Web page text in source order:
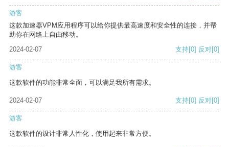
游客
这款加速器VPM应用程序可以给你提供最高速度和安全性的连接，并帮
助你在网络上自由移动。
2024-02-07
支持[0] 反对[0]
游客
这款软件的功能非常全面，可以满足我所有需求。
2024-02-07 支持[0] 反对[0]
游客
这款软件的设计非常人性化，使用起来非常方便。